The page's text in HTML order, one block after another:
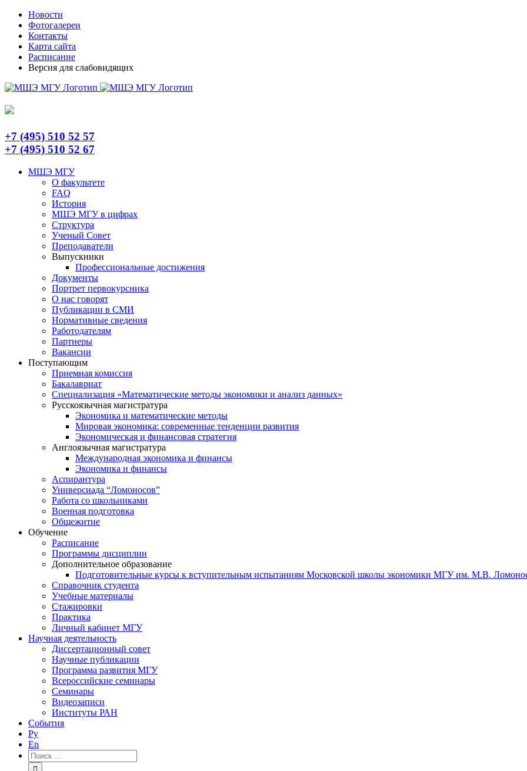
Skip
content
TelegramНовости
Фотогалереи
Контакты
Карта сайта
Расписание
Версия для слабовидящих
+7 (495) 510 52 57
+7 (495) 510 52 67
МШЭ МГУ
О факультете
FAQ
История
МШЭ МГУ в цифрах
Структура
Ученый Совет
Преподаватели
Выпускники
Профессиональные достижения
Документы
Портрет первокурсника
О нас говорят
Публикации в СМИ
Нормативные сведения
Работодателям
Партнеры
Вакансии
Поступающим
Приемная комиссия
Бакалавриат
Специализация «Математические методы экономики и анализ данных»
Русскоязычная магистратура
Экономика и математические методы
Мировая экономика: современные тенденции развития
Экономическая и финансовая стратегия
Англоязычная магистратура
Международная экономика и финансы
Экономика и финансы
Аспирантура
Универсиада “Ломоносов”
Работа со школьниками
Военная подготовка
Общежитие
Обучение
Расписание
Программы дисциплин
Дополнительное образование
Подготовительные курсы к вступительным испытаниям Московской школы экономики МГУ им. М.В.
Справочник студента
Учебные материалы
Стажировки
Практика
Личный кабинет МГУ
Научная деятельность
Диссертационный совет
Научные публикации
Программа развития МГУ
Всероссийские семинары
Семинары
Видеозаписи
Институты РАН
События
Ру
En
Результат
поиска: